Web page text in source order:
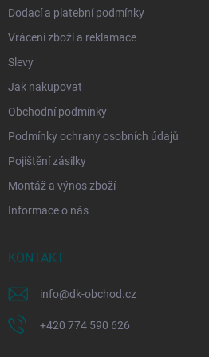
Dodací a platební podmínky
Vrácení zboží a reklamace
Slevy
Jak nakupovat
Obchodní podmínky
Podmínky ochrany osobních údajů
Pojištění zásilky
Montáž a výnos zboží
Informace o nás
KONTAKT
info@dk-obchod.cz
+420 774 590 626